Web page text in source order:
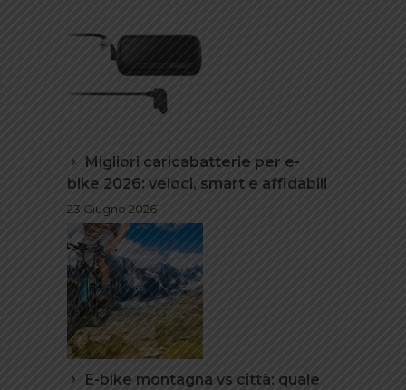
Migliori caricabatterie per e-
bike 2026: veloci, smart e affidabili
23 Giugno 2026
E-bike montagna vs città: quale